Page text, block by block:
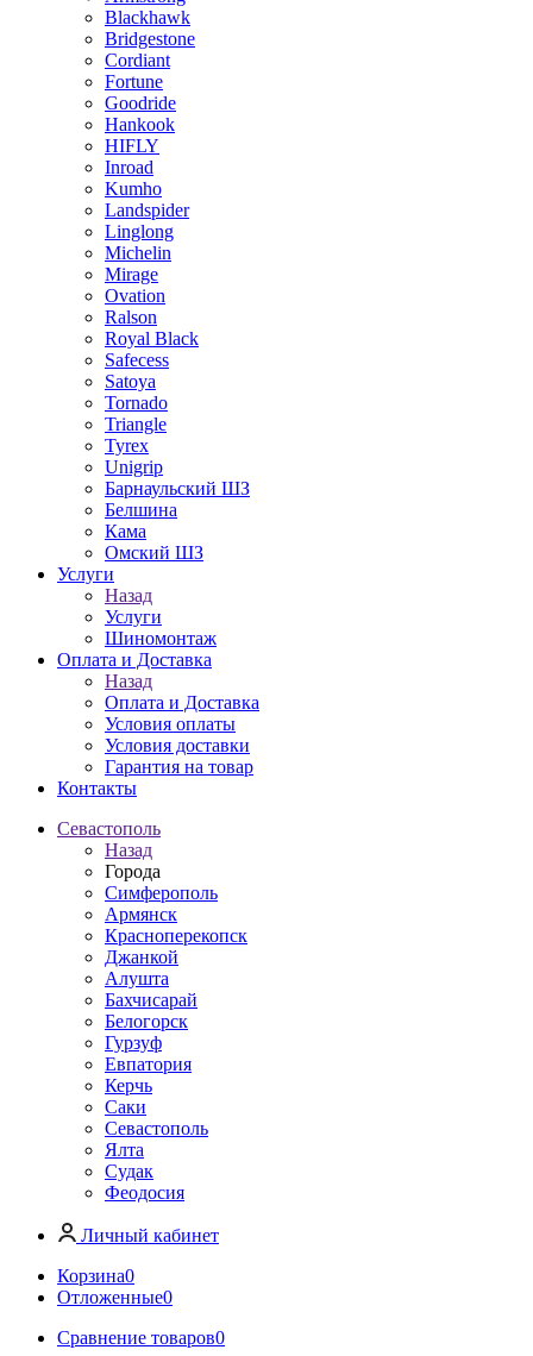
Blackhawk
Bridgestone
Cordiant
Fortune
Goodride
Hankook
HIFLY
Inroad
Kumho
Landspider
Linglong
Michelin
Mirage
Ovation
Ralson
Royal Black
Safecess
Satoya
Tornado
Triangle
Tyrex
Unigrip
Барнаульский ШЗ
Белшина
Кама
Омский ШЗ
Услуги
Назад
Услуги
Шиномонтаж
Оплата и Доставка
Назад
Оплата и Доставка
Условия оплаты
Условия доставки
Гарантия на товар
Контакты
Севастополь
Назад
Города
Симферополь
Армянск
Красноперекопск
Джанкой
Алушта
Бахчисарай
Белогорск
Гурзуф
Евпатория
Керчь
Саки
Севастополь
Ялта
Судак
Феодосия
Личный кабинет
Корзина0
Отложенные0
Сравнение товаров0